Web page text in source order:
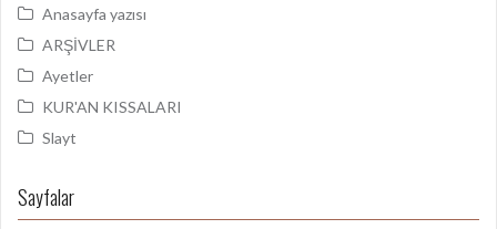
Anasayfa yazısı
ARŞİVLER
Ayetler
KUR'AN KISSALARI
Slayt
Sayfalar